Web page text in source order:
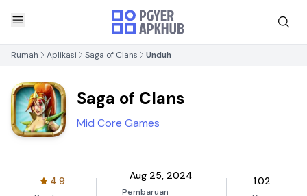
Rumah Aplikasi Saga of Clans Unduh
Saga of Clans
Mid Core Games
4.9 Aug 25, 2024
Pembaruan
1.02